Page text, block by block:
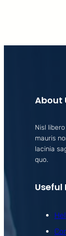
About
Nisl
mauris
lacinia
quo.
Useful